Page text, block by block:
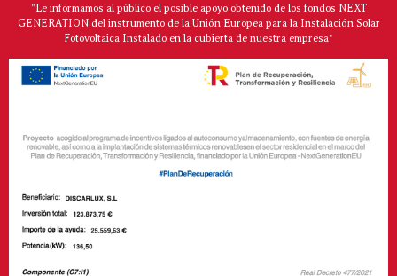
"Le informamos al público el posible apoyo obtenido de los fondos NEXT
GENERATION del instrumento de la Unión Europea para la Instalación Solar
Fotovoltaica Instalado en la cubierta de nuestra empresa*